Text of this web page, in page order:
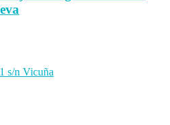
s/n Vicuña